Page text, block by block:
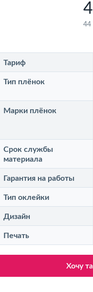
44
Тариф
Тип плёнок
Марки плёнок
Срок службы
материала
Гарантия на работы
Тип оклейки
Дизайн
Печать
Хочу